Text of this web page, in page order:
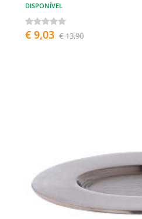
DISPONÍVEL
€ 9,03 € 13,90